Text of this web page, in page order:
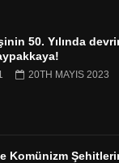
50. Yılında
20TH MAYIS 2023
Komünizm